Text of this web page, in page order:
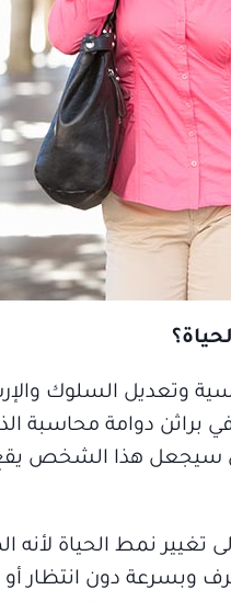
وتعديل السلوك
براثن دوامة محاسبة
سيجعل هذا الشخص
تغيير نمط الحياة
وبسرعة دون انتظار أو